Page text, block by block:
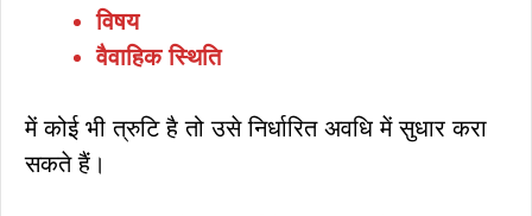
विषय
वैवाहिक स्थिति
में कोई भी त्रुटि है तो उसे निर्धारित अवधि में सुधार करा
सकते हैं।